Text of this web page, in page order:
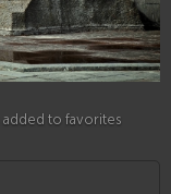
added to favorites